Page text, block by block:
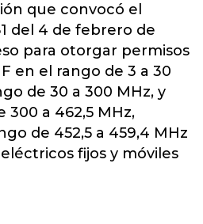
que convocó el
del 4 de febrero de
para otorgar permisos
en el rango de 3 a 30
de 30 a 300 MHz, y
300 a 462,5 MHz,
de 452,5 a 459,4 MHz
fijos y móviles